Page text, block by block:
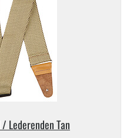
Lederenden Tan